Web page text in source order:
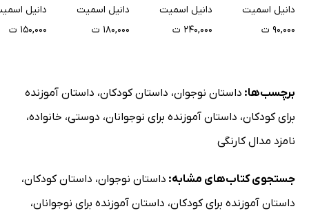
دانیل اسمیت
۹۰,۰۰۰ ت
دانیل اسمیت
۲۴۰,۰۰۰ ت
دانیل اسمیت
۱۸۰,۰۰۰ ت
دانیل
۱۵۰,۰۰۰ ت
برچسب‌ها: داستان نوجوان، داستان کودکان، داستان آموزنده
برای کودکان، داستان آموزنده برای نوجوانان، دوستی، خانواده،
نامزد مدال کارنگی
جستجوی کتاب‌های مشابه: داستان نوجوان، داستان کودکان،
داستان آموزنده برای کودکان، داستان آموزنده برای نوجوانان،